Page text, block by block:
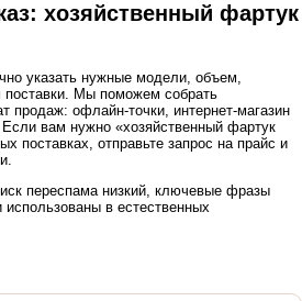
хозяйственный фартук
указать нужные модели, объем,
поставки. Мы поможем собрать
продаж: офлайн-точки, интернет-магазин
Если вам нужно «хозяйственный фартук
поставках, отправьте запрос на прайс и
переспама низкий, ключевые фразы
в естественных